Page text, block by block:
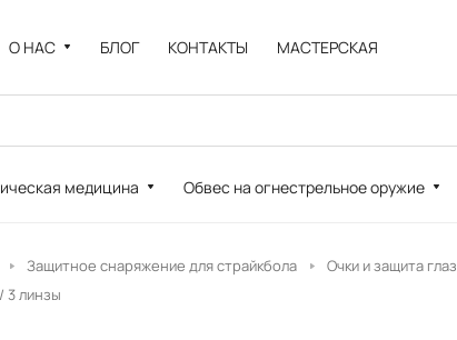
О НАС БЛОГ КОНТАКТЫ МАСТЕРСКАЯ
медицина Обвес на огнестрельное оружие
Защитное снаряжение для страйкбола
Очки и защита глаз
3 линзы